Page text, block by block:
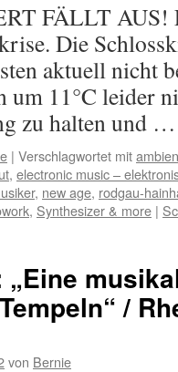
FÄLLT AUS!
Die
aktuell nicht
um 11°C leider
zu halten und
| Verschlagwortet mit
, electronic music –
, new age, rodgau-
, Synthesizer & more |
/
von Bernie